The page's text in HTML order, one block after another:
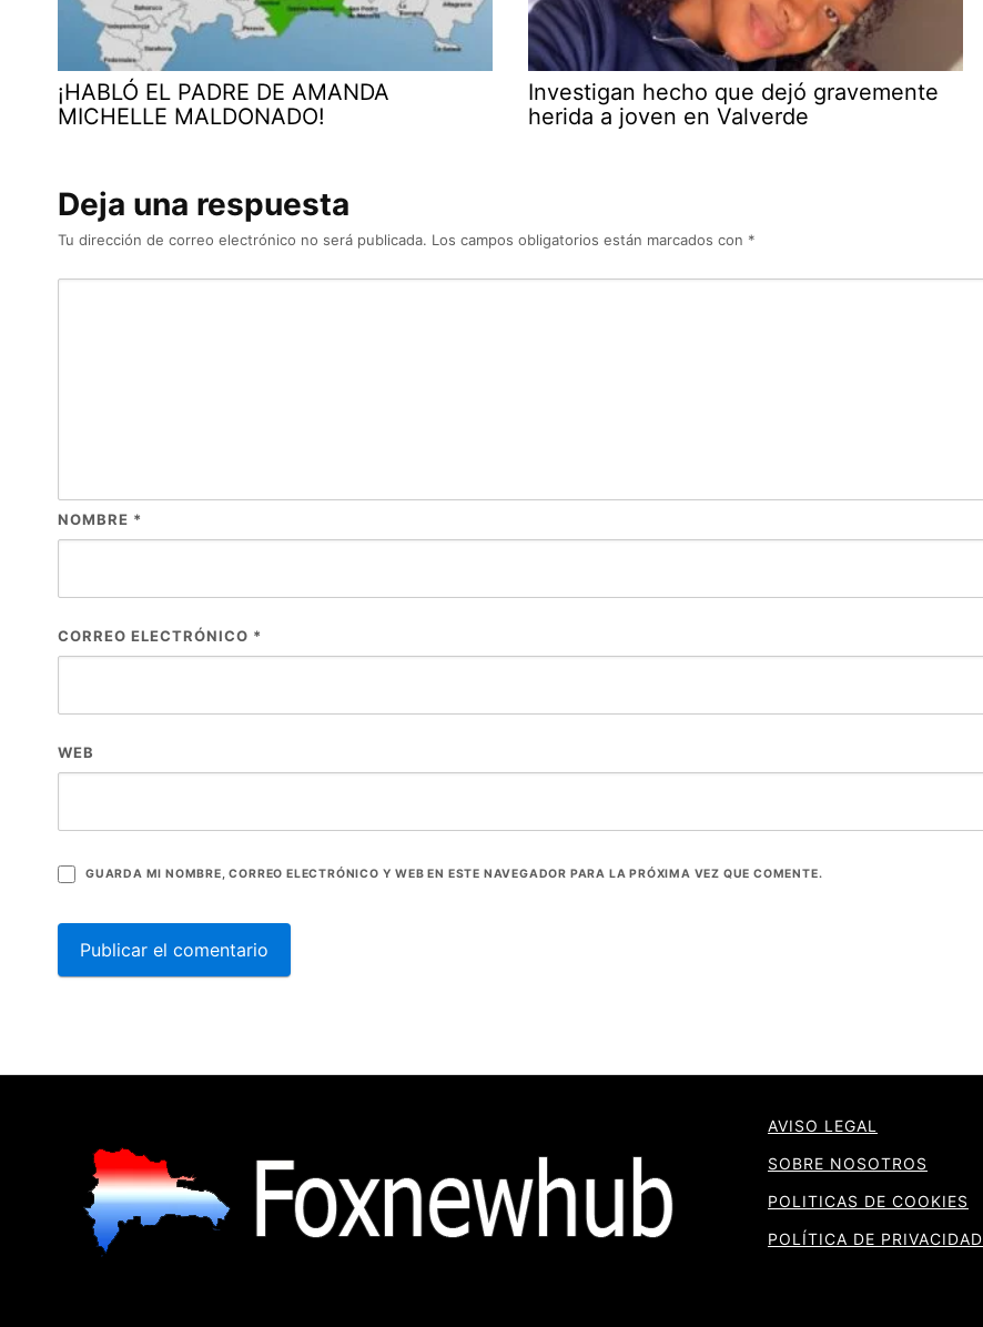
¡HABLÓ EL PADRE DE AMANDA
MICHELLE MALDONADO!
Investigan hecho que dejó gravemente
herida a joven en Valverde
Deja una respuesta
Tu dirección de correo electrónico no será publicada. Los campos obligatorios están marcados con *
NOMBRE *
CORREO ELECTRÓNICO *
WEB
GUARDA MI NOMBRE, CORREO ELECTRÓNICO Y WEB EN ESTE NAVEGADOR PARA LA PRÓXIMA VEZ QUE COMENTE.
AVISO LEGAL
SOBRE NOSOTROS
POLITICAS DE COOKIES
POLÍTICA DE PRIVACIDAD